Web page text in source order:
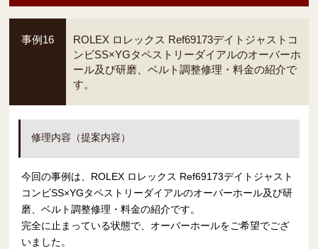
事例16
ROLEX ロレックス Ref69173デイトジャストコ
ンビSS×YGタペストリーダイアルのオーバーホ
ール及び研磨、ベルト調整修理・料金の紹介で
す。
修理内容（提案内容）
今回の事例は、ROLEX ロレックス Ref69173デイトジャスト
コンビSS×YGタペストリーダイアルのオーバーホール及び研
磨、ベルト調整修理・料金の紹介です。
完全に止まっている状態で、オーバーホールをご希望でござ
いました。